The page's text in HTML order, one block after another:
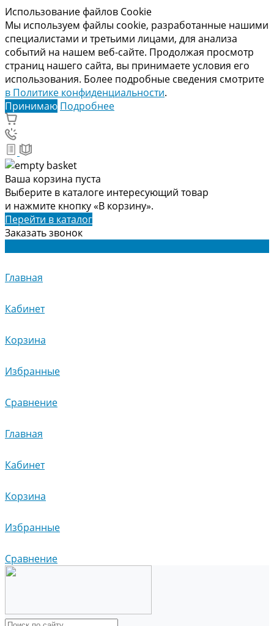
Использование файлов Cookie
Мы используем файлы cookie, разработанные нашими
специалистами и третьими лицами, для анализа
событий на нашем веб-сайте. Продолжая просмотр
страниц нашего сайта, вы принимаете условия его
использования. Более подробные сведения смотрите
в Политике конфиденциальности.
Принимаю Подробнее
Ваша корзина пуста
Выберите в каталоге интересующий товар
и нажмите кнопку «В корзину».
Перейти в каталог
Заказать звонок
Главная
Кабинет
Корзина
Избранные
Сравнение
Главная
Кабинет
Корзина
Избранные
Сравнение